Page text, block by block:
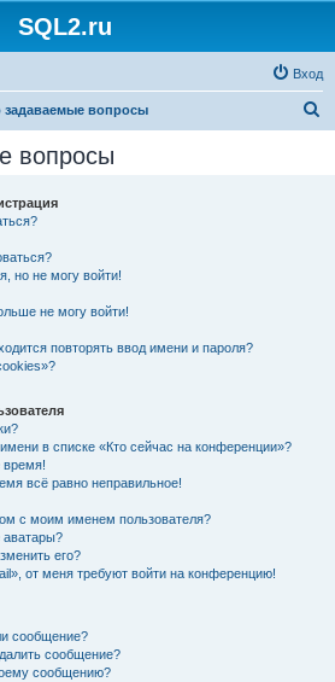
SQL2.ru
Вход
задаваемые вопросы
вопросы
но не могу войти!
не могу войти!
повторять ввод имени и пароля?
в списке «Кто сейчас на конференции»?
время!
всё равно неправильное!
с моим именем пользователя?
аватары?
его?
от меня требуют войти на конференцию!
сообщение?
сообщение?
сообщению?